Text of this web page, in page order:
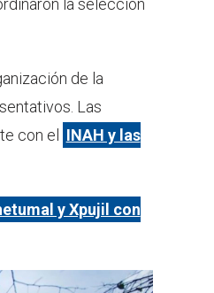
la selección
de la
Las
con el
INAH y las
y Xpujil con